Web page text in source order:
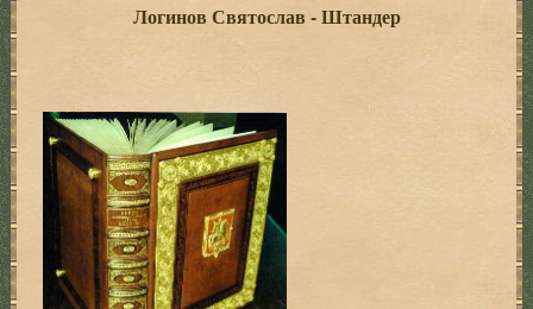
Логинов Святослав - Штандер